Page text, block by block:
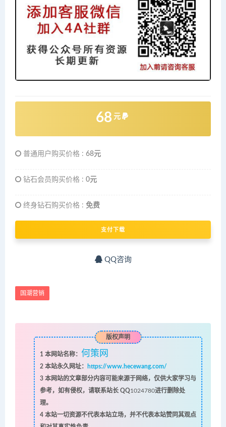
68 元
普通用户购买价格 : 68元
钻石会员购买价格 : 0元
终身钻石购买价格 : 免费
支付下载
QQ咨询
国潮营销
版权声明
1 本网站名称： 何策网
2本站永久网址：
https://www.hecewang.com/
3本网站的文章部分内容可能来源于网络，仅供大家学习与
参考，如有侵权，请联系站长 QQ1024780进行删除处
理。
4本站一切资源不代表本站立场，并不代表本站赞同其观点